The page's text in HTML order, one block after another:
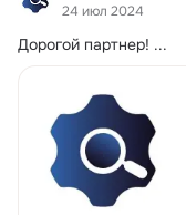
24 июл 2024
Дорогой партнер! ...